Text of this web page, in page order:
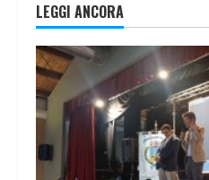
LEGGI ANCORA